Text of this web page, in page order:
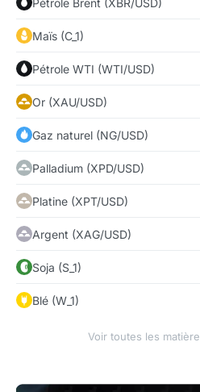
Maïs (C_1)
Pétrole WTI (WTI/USD)
Or (XAU/USD)
Gaz naturel (NG/USD)
Palladium (XPD/USD)
Platine (XPT/USD)
Argent (XAG/USD)
Soja (S_1)
Blé (W_1)
Voir toutes les